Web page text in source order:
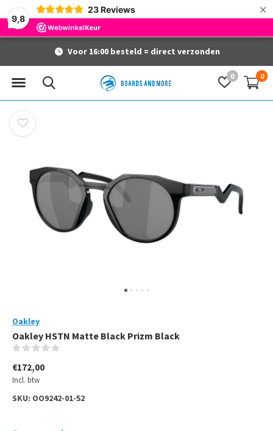
9,8
23 Reviews ×
0 0
Voor 16:00 besteld = direct verzonden
Oakley
Oakley HSTN Matte Black Prizm Black
€172,00
Incl. btw
SKU: OO9242-01-52